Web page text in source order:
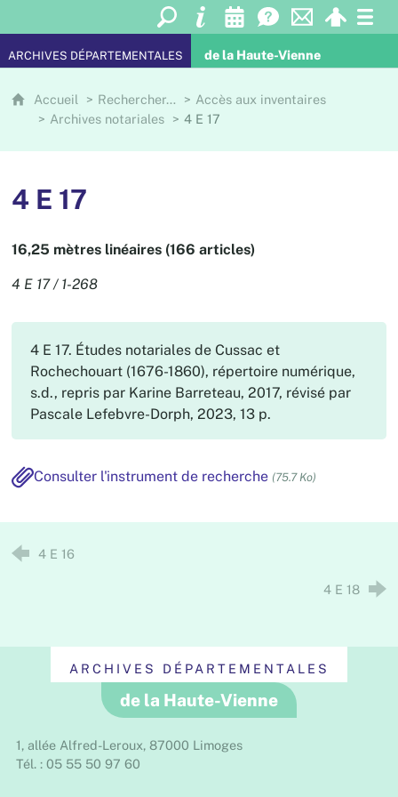
ARCHIVES DÉPARTEMENTALES de la Haute-Vienne
Accueil Rechercher…
Accès aux inventaires
Archives notariales
4 E 17
4 E 17
16,25 mètres linéaires (166 articles)
4 E 17 / 1-268
4 E 17. Études notariales de Cussac et
Rochechouart (1676-1860), répertoire numérique,
s.d., repris par Karine Barreteau, 2017, révisé par
Pascale Lefebvre-Dorph, 2023, 13 p.
Consulter l'instrument de recherche (75.7 Ko)
4 E 16
4 E 18
ARCHIVES DÉPARTEMENTALES
de la Haute-Vienne
1, allée Alfred-Leroux, 87000 Limoges
Tél. : 05 55 50 97 60